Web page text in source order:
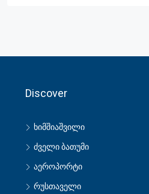
Discover
ხიმშიაშვილი
ძველი ბათუმი
აეროპორტი
რუსთაველი